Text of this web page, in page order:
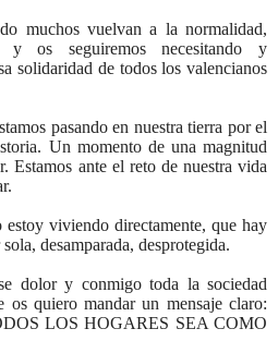
muchos vuelvan a la normalidad,
y os seguiremos necesitando y
solidaridad de todos los valencianos
pasando en nuestra tierra por el
Un momento de una magnitud
Estamos ante el reto de nuestra vida
viviendo directamente, que hay
desamparada, desprotegida.
dolor y conmigo toda la sociedad
os quiero mandar un mensaje claro:
LOS HOGARES SEA COMO